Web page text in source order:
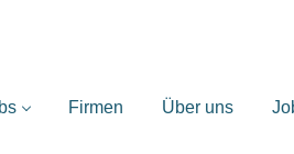
Firmen Über uns